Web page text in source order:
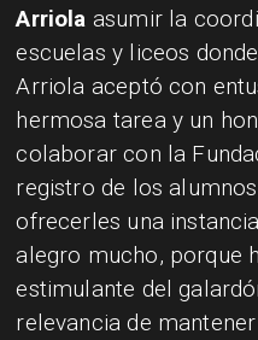
Arriola asumir la
escuelas y liceos
Arriola aceptó con
hermosa tarea y un
colaborar con la
registro de los
ofrecerles una
alegro mucho, porque
estimulante del
relevancia de